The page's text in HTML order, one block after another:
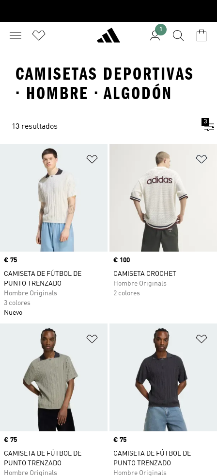
1
CAMISETAS DEPORTIVAS
· HOMBRE · ALGODÓN
13 resultados
3
Añadir a la lista de deseos
Precio
€ 75
CAMISETA DE FÚTBOL DE
PUNTO TRENZADO
Hombre Originals
3 colores
Nuevo
Precio
€ 100
CAMISETA CROCHET
Hombre Originals
2 colores
Añadir a la lista de deseos
Precio
€ 75
CAMISETA DE FÚTBOL DE
PUNTO TRENZADO
Hombre Originals
Precio
€ 75
CAMISETA DE FÚTBOL DE
PUNTO TRENZADO
Hombre Originals